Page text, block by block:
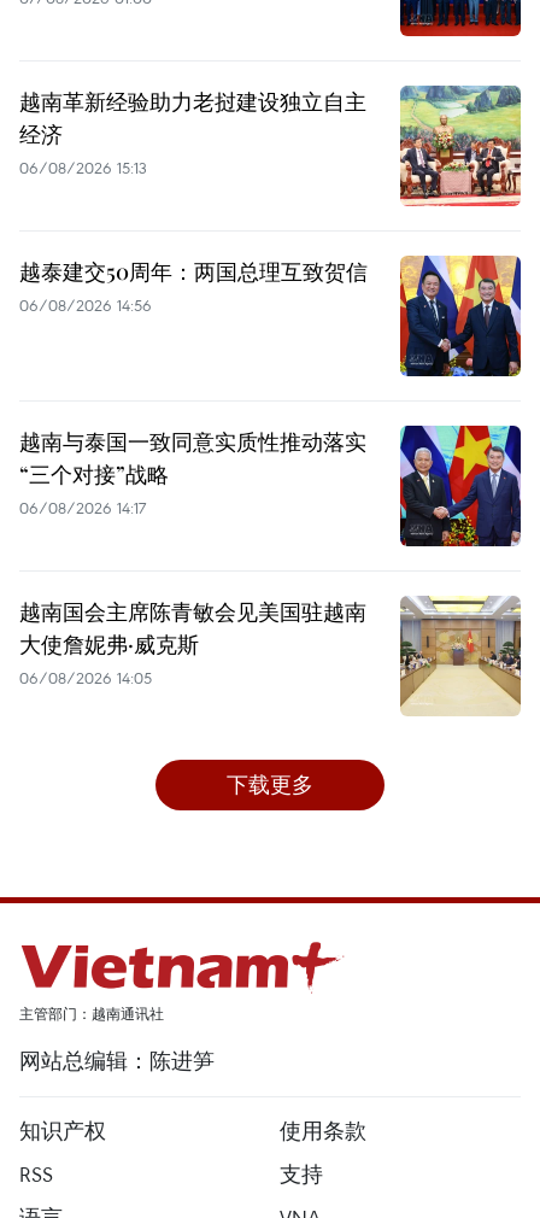
越南革新经验助力老挝建设独立自主
经济
06/08/2026 15:13
越泰建交50周年：两国总理互致贺信
06/08/2026 14:56
越南与泰国一致同意实质性推动落实
“三个对接”战略
06/08/2026 14:17
越南国会主席陈青敏会见美国驻越南
大使詹妮弗·威克斯
06/08/2026 14:05
下载更多
主管部门：越南通讯社
网站总编辑：陈进笋
知识产权
使用条款
RSS
支持